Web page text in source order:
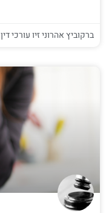
ברקוביץ אהרוני זיו עורכי דין